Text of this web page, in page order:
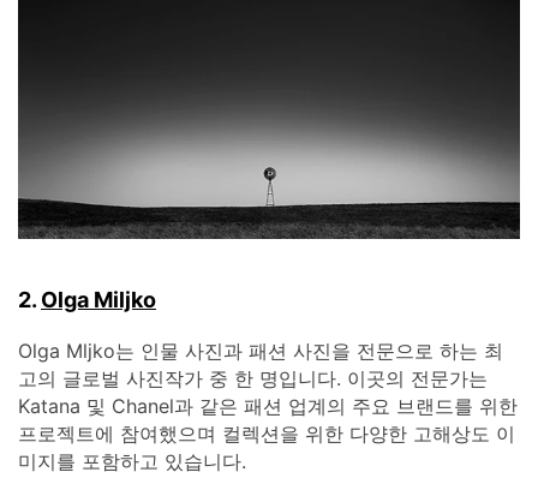
2. Olga Miljko
Olga Mljko는 인물 사진과 패션 사진을 전문으로 하는 최
고의 글로벌 사진작가 중 한 명입니다. 이곳의 전문가는
Katana 및 Chanel과 같은 패션 업계의 주요 브랜드를 위한
프로젝트에 참여했으며 컬렉션을 위한 다양한 고해상도 이
미지를 포함하고 있습니다.